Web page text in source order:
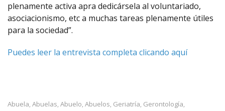
plenamente activa apra dedicársela al voluntariado,
asociacionismo, etc a muchas tareas plenamente útiles
para la sociedad”.
Puedes leer la entrevista completa clicando aquí
Abuela, Abuelas, Abuelo, Abuelos, Geriatría, Gerontología,